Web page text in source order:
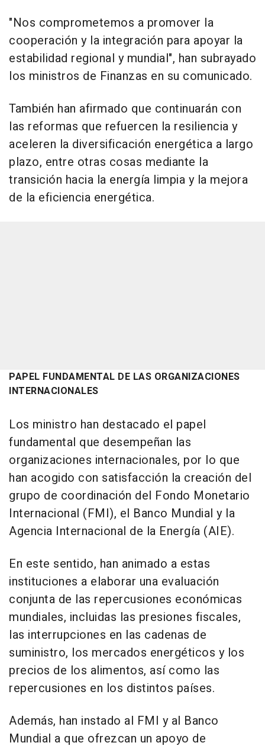
"Nos comprometemos a promover la
cooperación y la integración para apoyar la
estabilidad regional y mundial", han subrayado
los ministros de Finanzas en su comunicado.
También han afirmado que continuarán con
las reformas que refuercen la resiliencia y
aceleren la diversificación energética a largo
plazo, entre otras cosas mediante la
transición hacia la energía limpia y la mejora
de la eficiencia energética.
PAPEL FUNDAMENTAL DE LAS ORGANIZACIONES
INTERNACIONALES
Los ministro han destacado el papel
fundamental que desempeñan las
organizaciones internacionales, por lo que
han acogido con satisfacción la creación del
grupo de coordinación del Fondo Monetario
Internacional (FMI), el Banco Mundial y la
Agencia Internacional de la Energía (AIE).
En este sentido, han animado a estas
instituciones a elaborar una evaluación
conjunta de las repercusiones económicas
mundiales, incluidas las presiones fiscales,
las interrupciones en las cadenas de
suministro, los mercados energéticos y los
precios de los alimentos, así como las
repercusiones en los distintos países.
Además, han instado al FMI y al Banco
Mundial a que ofrezcan un apoyo de